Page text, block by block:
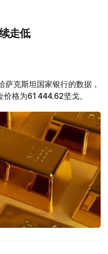
走低
萨克斯坦国家银行的数据，
格为61 444.62坚戈。